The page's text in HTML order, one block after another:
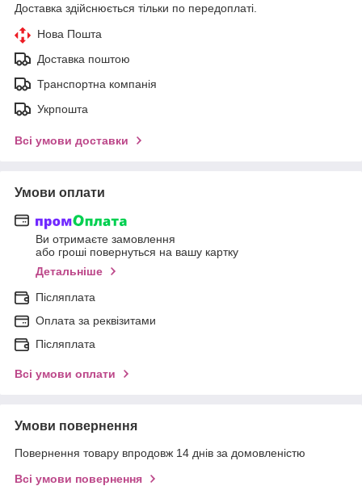
Доставка здійснюється тільки по передоплаті.
Нова Пошта
Доставка поштою
Транспортна компанія
Укрпошта
Всі умови доставки
Умови оплати
Ви отримаєте замовлення
або гроші повернуться на вашу картку
Детальніше
Післяплата
Оплата за реквізитами
Післяплата
Всі умови оплати
Умови повернення
Повернення товару впродовж 14 днів за домовленістю
Всі умови повернення